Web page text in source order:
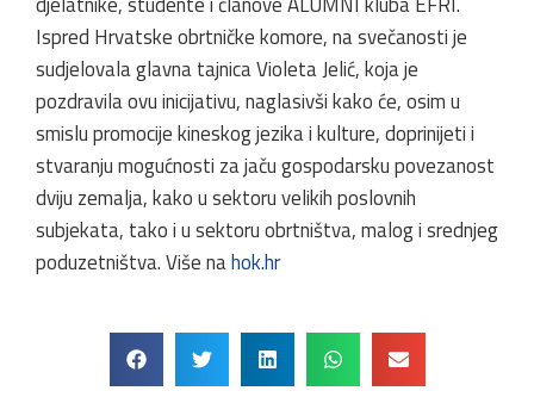
Ispred Hrvatske obrtničke komore, na svečanosti je
sudjelovala glavna tajnica Violeta Jelić, koja je
pozdravila ovu inicijativu, naglasivši kako će, osim u
smislu promocije kineskog jezika i kulture, doprinijeti i
stvaranju mogućnosti za jaču gospodarsku povezanost
dviju zemalja, kako u sektoru velikih poslovnih
subjekata, tako i u sektoru obrtništva, malog i srednjeg
poduzetništva. Više nahok.hr